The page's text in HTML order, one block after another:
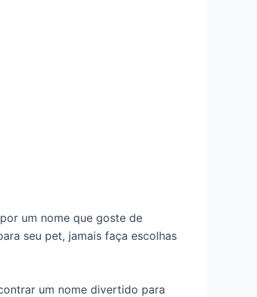
um nome que goste de
seu pet, jamais faça escolhas
um nome divertido para